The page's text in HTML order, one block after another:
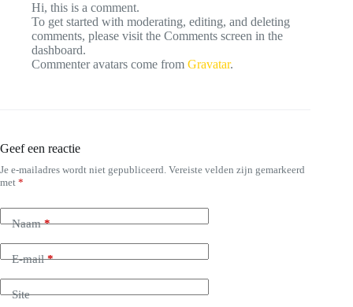
Hi, this is a comment.
To get started with moderating, editing, and deleting
comments, please visit the Comments screen in the
dashboard.
Commenter avatars come from Gravatar.
Geef een reactie
Je e-mailadres wordt niet gepubliceerd. Vereiste velden zijn gemarkeerd
met *
Naam*
E-mail*
Site